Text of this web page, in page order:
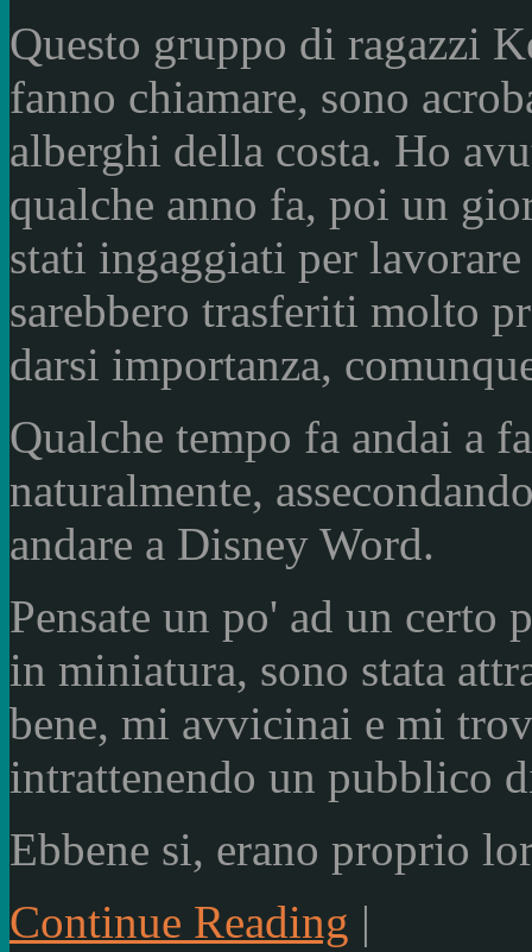
Questo gruppo di ragazzi
fanno chiamare, sono
alberghi della costa. Ho
qualche anno fa, poi un
stati ingaggiati per
sarebbero trasferiti molto
darsi importanza,
Qualche tempo fa andai a
naturalmente,
andare a Disney Word.
Pensate un po' ad un
in miniatura, sono stata
bene, mi avvicinai e mi
intrattenendo un pubblico
Ebbene si, erano proprio
Continue Reading |